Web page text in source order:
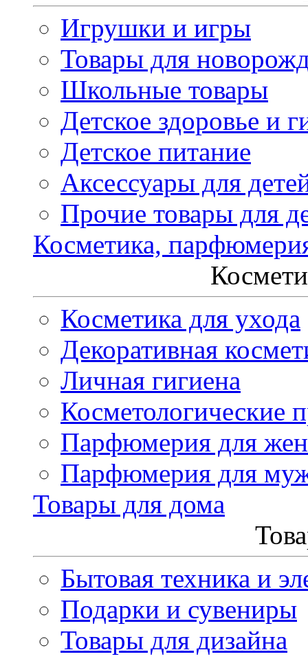
Игрушки и игры
Товары для
Школьные товары
Детское здоровье и
Детское питание
Аксессуары для
Прочие товары для
Косметика,
Косметика для ухода
Декоративная
Личная гигиена
Косметологические
Парфюмерия для
Парфюмерия для
Товары для дома
Бытовая техника и
Подарки и сувениры
Товары для дизайна